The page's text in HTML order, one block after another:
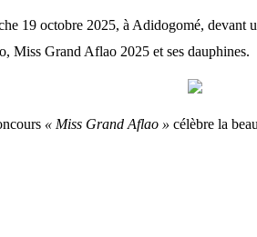
19 octobre 2025, à Adidogomé, devant
Miss Grand Aflao 2025 et ses dauphines.
« Miss Grand Aflao » célèbre la